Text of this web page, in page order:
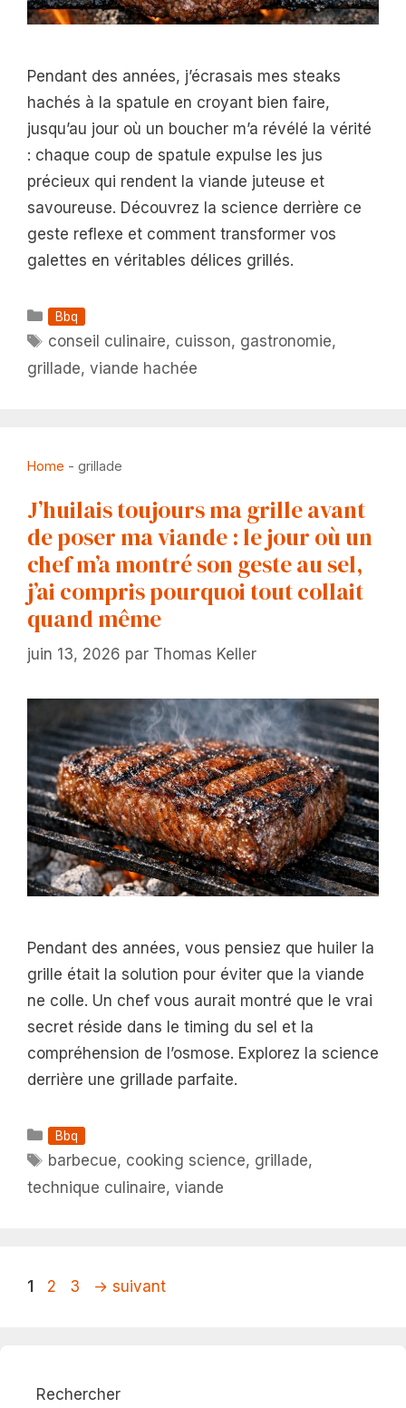
Pendant des années, j’écrasais mes steaks
hachés à la spatule en croyant bien faire,
jusqu’au jour où un boucher m’a révélé la vérité
: chaque coup de spatule expulse les jus
précieux qui rendent la viande juteuse et
savoureuse. Découvrez la science derrière ce
geste reflexe et comment transformer vos
galettes en véritables délices grillés.
Catégories
Bbq
Étiquettes
conseil culinaire, cuisson, gastronomie,
grillade, viande hachée
Home - grillade
J’huilais toujours ma grille avant
de poser ma viande : le jour où un
chef m’a montré son geste au sel,
j’ai compris pourquoi tout collait
quand même
juin 13, 2026 par Thomas Keller
Pendant des années, vous pensiez que huiler la
grille était la solution pour éviter que la viande
ne colle. Un chef vous aurait montré que le vrai
secret réside dans le timing du sel et la
compréhension de l’osmose. Explorez la science
derrière une grillade parfaite.
Catégories
Bbq
Étiquettes
barbecue, cooking science, grillade,
technique culinaire, viande
Page
1 Page
2 Page
3 → suivant
Rechercher